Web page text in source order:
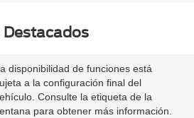
disponibilidad de funciones está
a la configuración final del
Consulte la etiqueta de la
para obtener más información.